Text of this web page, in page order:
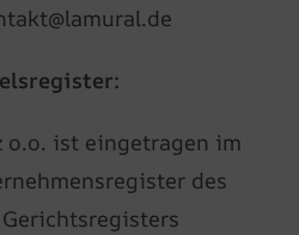
o.o. ist eingetragen im
des